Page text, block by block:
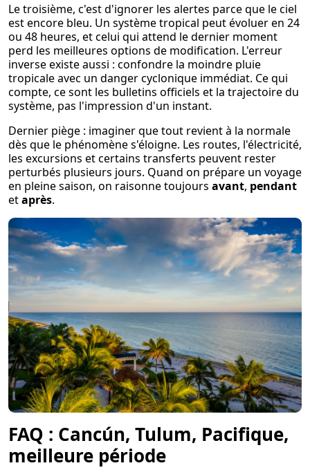
Le troisième, c'est d'ignorer les alertes parce que le ciel
est encore bleu. Un système tropical peut évoluer en 24
ou 48 heures, et celui qui attend le dernier moment
perd les meilleures options de modification. L'erreur
inverse existe aussi : confondre la moindre pluie
tropicale avec un danger cyclonique immédiat. Ce qui
compte, ce sont les bulletins officiels et la trajectoire du
système, pas l'impression d'un instant.
Dernier piège : imaginer que tout revient à la normale
dès que le phénomène s'éloigne. Les routes, l'électricité,
les excursions et certains transferts peuvent rester
perturbés plusieurs jours. Quand on prépare un voyage
en pleine saison, on raisonne toujours avant, pendant
etaprès.
FAQ : Cancún, Tulum, Pacifique,
meilleure période